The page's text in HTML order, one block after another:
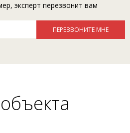
эксперт перезвонит вам